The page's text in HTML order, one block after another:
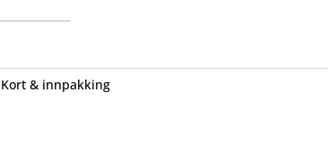
Kort & innpakking